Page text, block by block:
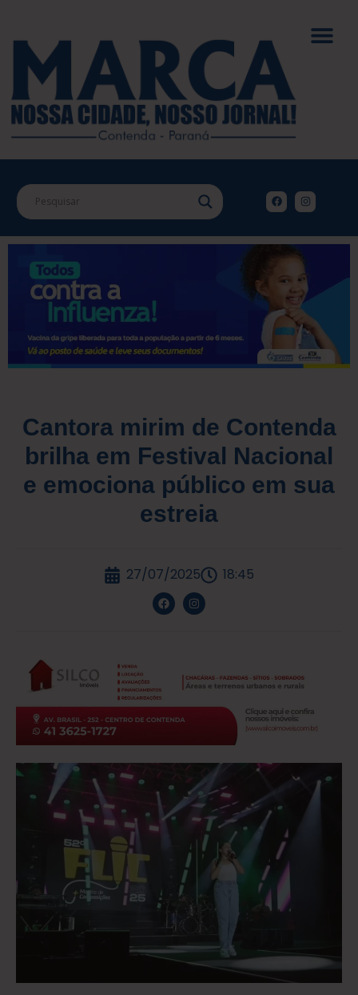
Cantora mirim de Contenda
brilha em Festival Nacional
e emociona público em sua
estreia
27/07/2025 18:45